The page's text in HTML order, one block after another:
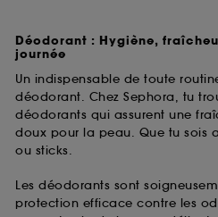
Déodorant : Hygiène,
journée
Un indispensable de toute
déodorant. Chez Sephora, tu
déodorants qui assurent une
doux pour la peau. Que tu sois
ou sticks.
Les déodorants sont
protection efficace contre les